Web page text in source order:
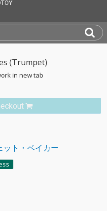
in new tab
ト・ベイカー